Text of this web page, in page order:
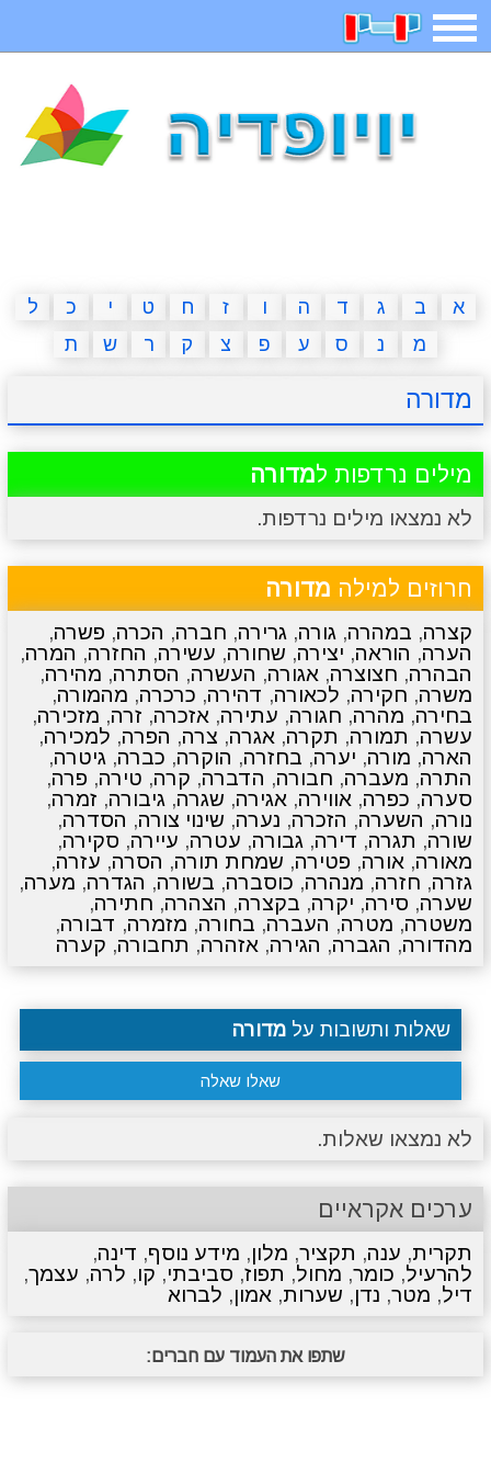
תפריט
איש תלוי מדריכים פוקימון גו מצא הבדלים
יצירה משחקי בנות אשליות חדשות
א ב ג ד ה ו ז ח ט י כ
ל
מ
נ ס ע פ צ ק ר ש ת
מדורה
מילים נרדפות למדורה
לא נמצאו מילים נרדפות.
חרוזים למילה מדורה
קצרה, במהרה, גורה, גרירה, חברה, הכרה, פשרה,
הערה, הוראה, יצירה, שחורה, עשירה, החזרה, המרה,
הבהרה, חצוצרה, אגורה, העשרה, הסתרה, מהירה,
משרה, חקירה, לכאורה, דהירה, כרכרה, מהמורה,
בחירה, מהרה, חגורה, עתירה, אזכרה, זרה, מזכירה,
עשרה, תמורה, תקרה, אגרה, צרה, הפרה, למכירה,
הארה, מורה, יערה, בחזרה, הוקרה, כברה, גיטרה,
התרה, מעברה, חבורה, הדברה, קרה, טירה, פרה,
סערה, כפרה, אווירה, אגירה, שגרה, גיבורה, זמרה,
נורה, השערה, הזכרה, נערה, שינוי צורה, הסדרה,
שורה, תגרה, דירה, גבורה, עטרה, עיירה, סקירה,
מאורה, אורה, פטירה, שמחת תורה, הסרה, עזרה,
גזרה, חזרה, מנהרה, כוסברה, בשורה, הגדרה, מערה,
שערה, סירה, יקרה, בקצרה, הצהרה, חתירה,
משטרה, מטרה, העברה, בחורה, מזמרה, דבורה,
מהדורה, הגברה, הגירה, אזהרה, תחבורה, קערה
שאלות ותשובות על מדורה
שאלו שאלה
לא נמצאו שאלות.
ערכים אקראיים
תקרית, ענה, תקציר, מלון, מידע נוסף, דינה,
להרעיל, כומר, מחול, תפוז, סביבתי, קו, לרה, עצמך,
דיל, מטר, נדן, שערות, אמון, לברוא
שתפו את העמוד עם חברים: